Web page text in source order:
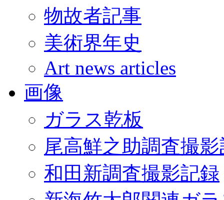
物故者記事
美術界年史
Art news articles
画像
ガラス乾板
尾高鮮之助調査撮
和田新調査撮影記録